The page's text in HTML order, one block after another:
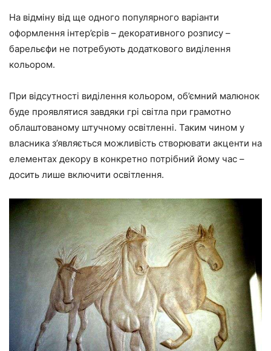
На відміну від ще одного популярного варіанти
оформлення інтер’єрів – декоративного розпису –
барельєфи не потребують додаткового виділення
кольором.
При відсутності виділення кольором, об’ємний малюнок
буде проявлятися завдяки грі світла при грамотно
облаштованому штучному освітленні. Таким чином у
власника з’являється можливість створювати акценти на
елементах декору в конкретно потрібний йому час –
досить лише включити освітлення.